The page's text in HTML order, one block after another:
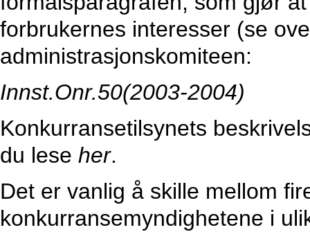
forbrukernes interesser (se
administrasjonskomiteen:
Innst.Onr.50(2003-2004)
Konkurransetilsynets
du lese her.
Det er vanlig å skille mellom
konkurransemyndighetene i